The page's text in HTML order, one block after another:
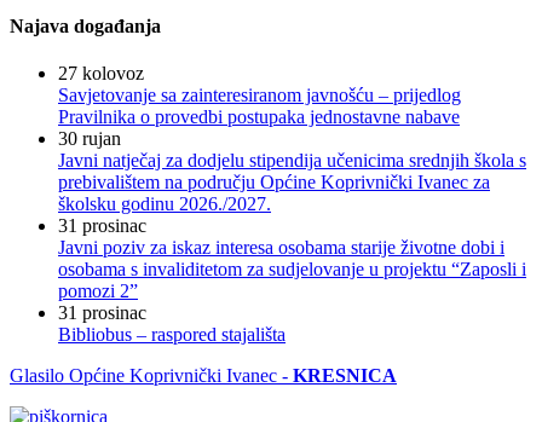
Najava događanja
27 kolovoz
Savjetovanje sa zainteresiranom javnošću – prijedlog
Pravilnika o provedbi postupaka jednostavne nabave
30 rujan
Javni natječaj za dodjelu stipendija učenicima srednjih škola s
prebivalištem na području Općine Koprivnički Ivanec za
školsku godinu 2026./2027.
31 prosinac
Javni poziv za iskaz interesa osobama starije životne dobi i
osobama s invaliditetom za sudjelovanje u projektu “Zaposli i
pomozi 2”
31 prosinac
Bibliobus – raspored stajališta
Glasilo Općine Koprivnički Ivanec - KRESNICA